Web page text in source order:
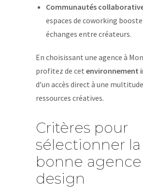
Communautés
espaces de coworking
échanges entre créateurs.
En choisissant une agence à
profitez de cet environnement
d’un accès direct à une
ressources créatives.
Critères pour
sélectionner la
bonne
design